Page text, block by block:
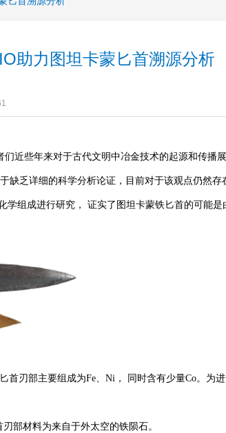
助力图坦卡蒙匕首溯源分析
些年来对于古代文明中冶金技术的起源和传播展
乏详细的科学分析论证，目前对于该观点仍然存
组成进行研究， 证实了图坦卡蒙铁匕首的可能是
刃部主要组成为Fe、Ni， 同时含有少量Co。为进
部材料为来自于外太空的铁陨石。